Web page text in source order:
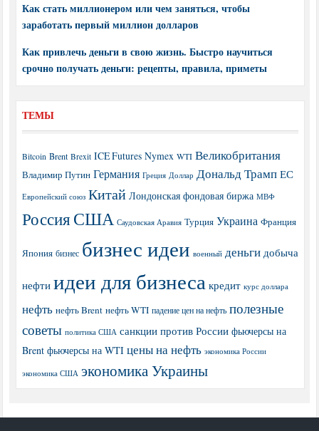
Как стать миллионером или чем заняться, чтобы
заработать первый миллион долларов
Как привлечь деньги в свою жизнь. Быстро научиться
срочно получать деньги: рецепты, правила, приметы
ТЕМЫ
Bitcoin Brent Brexit ICE Futures Nymex WTI Великобритания
Владимир Путин Германия Греция Доллар Дональд Трамп ЕС
Европейский союз Китай Лондонская фондовая биржа МВФ
РоссияСША Саудовская Аравия Турция Украина Франция
Япония бизнес бизнес идеи военный деньги добыча
нефти идеи для бизнеса кредит курс доллара
нефть нефть Brent нефть WTI падение цен на нефть полезные
советы политика США санкции против России фьючерсы на
Brent фьючерсы на WTI цены на нефть экономика России
экономика США экономика Украины